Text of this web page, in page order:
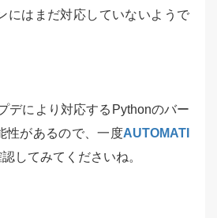
にはまだ対応していないようで
デにより対応するPythonのバー
性があるので、一度AUTOMATI
してみてくださいね。